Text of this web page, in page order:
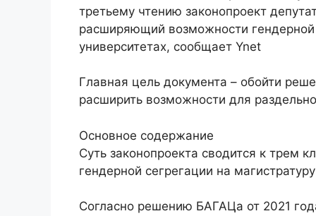
третьему чтению законопроект
расширяющий возможности гендерной
университетах, сообщает Ynet
Главная цель документа – обойти
расширить возможности для
Основное содержание
Суть законопроекта сводится к трем
гендерной сегрегации на
Согласно решению БАГАЦа от 2021